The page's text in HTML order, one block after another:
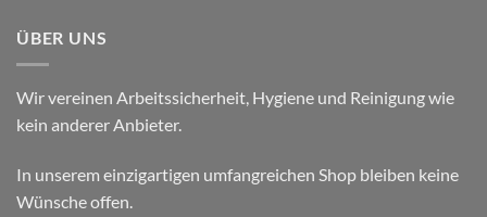
ÜBER UNS
Wir vereinen Arbeitssicherheit, Hygiene und Reinigung wie
kein anderer Anbieter.
In unserem einzigartigen umfangreichen Shop bleiben keine
Wünsche offen.